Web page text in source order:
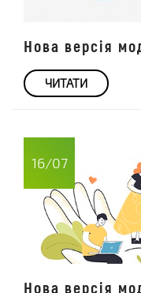
Нова версія
ЧИТАТИ
16/07
Нова версія